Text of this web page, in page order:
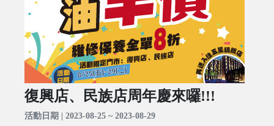
復興店、民族店周年慶來囉!!!
活動日期 | 2023-08-25 ~ 2023-08-29